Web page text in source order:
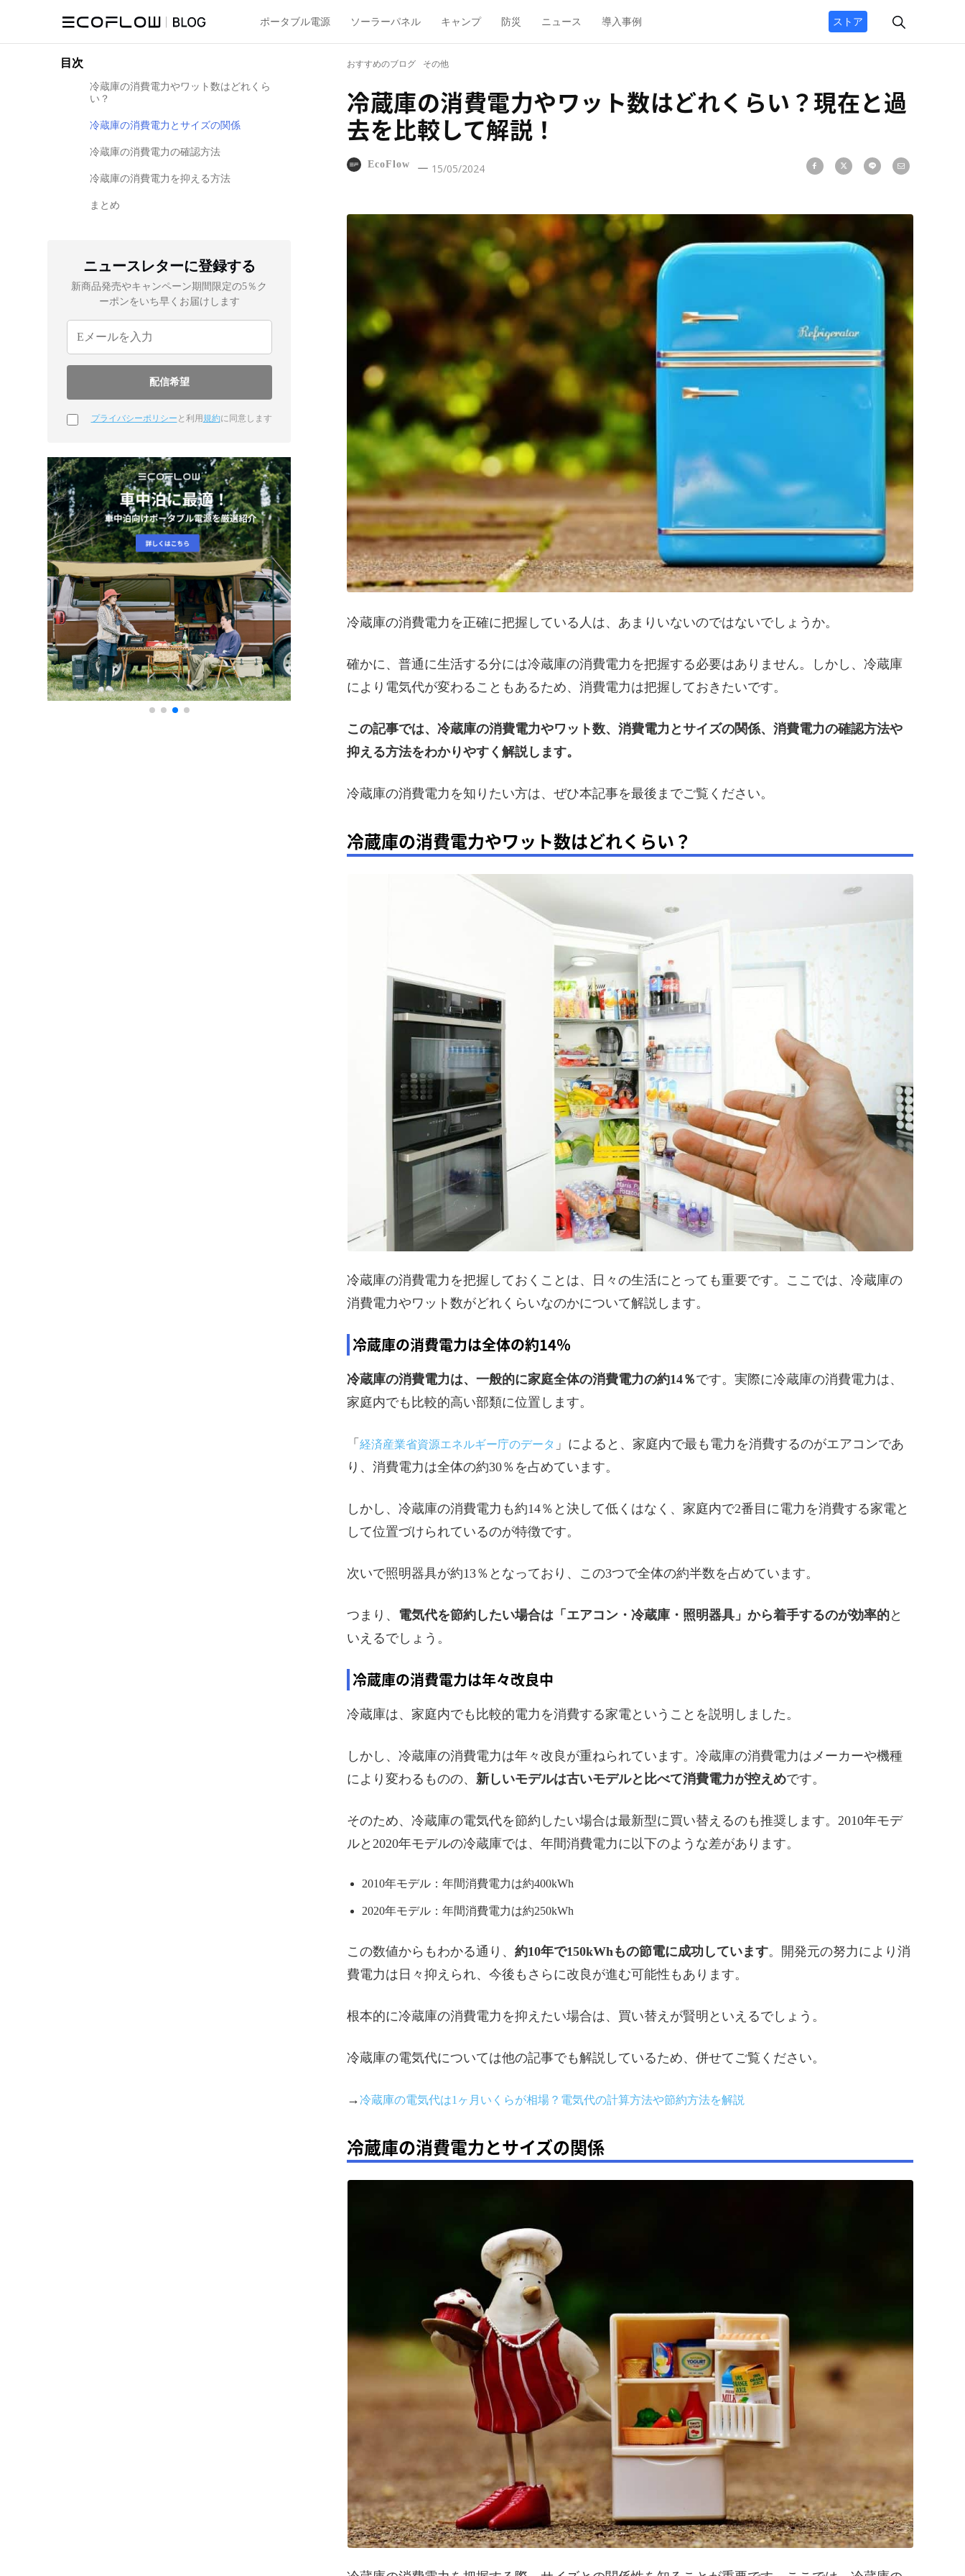
ポータブル電源 ソーラーパネル キャンプ 防災 ニュース 導入事例 ストア
目次
冷蔵庫の消費電力やワット数はどれくら
い？
冷蔵庫の消費電力とサイズの関係
冷蔵庫の消費電力の確認方法
冷蔵庫の消費電力を抑える方法
まとめ
ニュースレターに登録する
新商品発売やキャンペーン期間限定の5％ク
ーポンをいち早くお届けします
プライバシーポリシー と利用規約に同意します
おすすめのブログ その他
冷蔵庫の消費電力やワット数はどれくらい？現在と過
去を比較して解説！
EcoFlow 15/05/2024
冷蔵庫の消費電力を正確に把握している人は、あまりいないのではないでしょうか。
確かに、普通に生活する分には冷蔵庫の消費電力を把握する必要はありません。しかし、冷蔵庫
により電気代が変わることもあるため、消費電力は把握しておきたいです。
この記事では、冷蔵庫の消費電力やワット数、消費電力とサイズの関係、消費電力の確認方法や
抑える方法をわかりやすく解説します。
冷蔵庫の消費電力を知りたい方は、ぜひ本記事を最後までご覧ください。
冷蔵庫の消費電力やワット数はどれくらい？
冷蔵庫の消費電力を把握しておくことは、日々の生活にとっても重要です。ここでは、冷蔵庫の
消費電力やワット数がどれくらいなのかについて解説します。
冷蔵庫の消費電力は全体の約14％
冷蔵庫の消費電力は、一般的に家庭全体の消費電力の約14％です。実際に冷蔵庫の消費電力は、
家庭内でも比較的高い部類に位置します。
「経済産業省資源エネルギー庁のデータ 」によると、家庭内で最も電力を消費するのがエアコンであ
り、消費電力は全体の約30％を占めています。
しかし、冷蔵庫の消費電力も約14％と決して低くはなく、家庭内で2番目に電力を消費する家電と
して位置づけられているのが特徴です。
次いで照明器具が約13％となっており、この3つで全体の約半数を占めています。
つまり、 電気代を節約したい場合は「エアコン・冷蔵庫・照明器具」から着手するのが効率的と
いえるでしょう。
冷蔵庫の消費電力は年々改良中
冷蔵庫は、家庭内でも比較的電力を消費する家電ということを説明しました。
しかし、冷蔵庫の消費電力は年々改良が重ねられています。冷蔵庫の消費電力はメーカーや機種
により変わるものの、新しいモデルは古いモデルと比べて消費電力が控えめです。
そのため、冷蔵庫の電気代を節約したい場合は最新型に買い替えるのも推奨します。2010年モデ
ルと2020年モデルの冷蔵庫では、年間消費電力に以下のような差があります。
2010年モデル：年間消費電力は約400kWh
2020年モデル：年間消費電力は約250kWh
この数値からもわかる通り、約10年で150kWhもの節電に成功しています。開発元の努力により消
費電力は日々抑えられ、今後もさらに改良が進む可能性もあります。
根本的に冷蔵庫の消費電力を抑えたい場合は、買い替えが賢明といえるでしょう。
冷蔵庫の電気代については他の記事でも解説しているため、併せてご覧ください。
→冷蔵庫の電気代は1ヶ月いくらが相場？電気代の計算方法や節約方法を解説
冷蔵庫の消費電力とサイズの関係